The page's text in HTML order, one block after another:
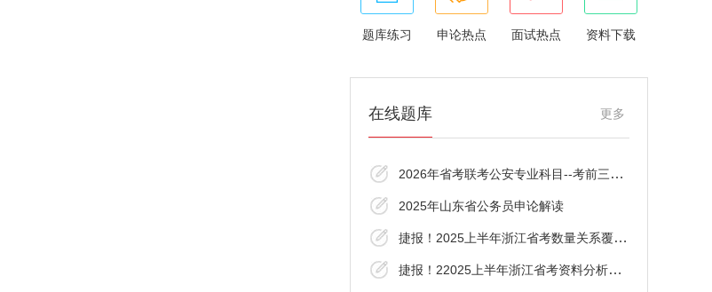
题库练习 申论热点 面试热点 资料下载
更多
在线题库
2026年省考联考公安专业科目--考前三十分资
2025年山东省公务员申论解读
捷报！2025上半年浙江省考数量关系覆盖了！
捷报！22025上半年浙江省考资料分析覆盖了